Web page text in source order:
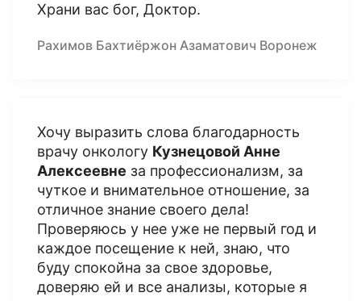
Храни вас бог, Доктор.
Рахимов Бахтиёржон Азаматович Воронеж
Хочу выразить слова благодарность
врачу онкологу Кузнецовой Анне
Алексеевне за профессионализм, за
чуткое и внимательное отношение, за
отличное знание своего дела!
Проверяюсь у нее уже не первый год и
каждое посещение к ней, знаю, что
буду спокойна за свое здоровье,
доверяю ей и все анализы, которые я